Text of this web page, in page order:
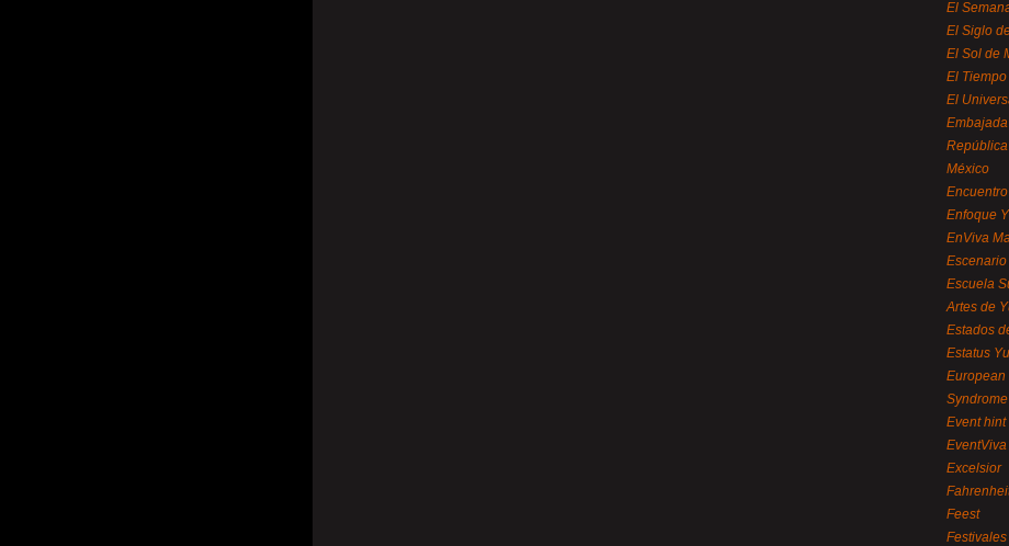
El
El Siglo
El Sol de
El
El
México
Enfoque
EnViva
Escuela
Artes de
Estados
Estatus
European
Event hint
EventViva
Excelsior
Feest